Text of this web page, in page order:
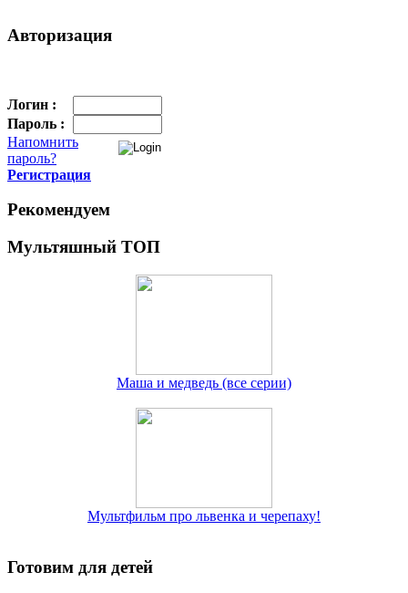
Авторизация
Логин :
Пароль :
Напомнить
пароль?
Регистрация
Рекомендуем
Мультяшный ТОП
Маша и медведь (все серии)
Мультфильм про львенка и черепаху!
Готовим для детей